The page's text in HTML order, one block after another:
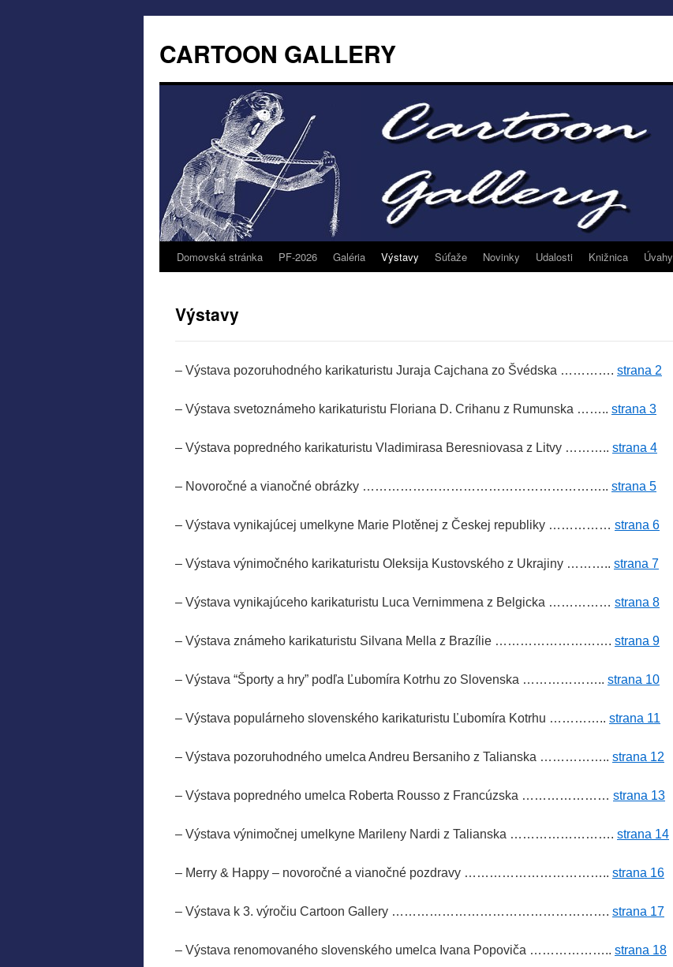
CARTOON GALLERY
Domovská stránka PF-2026 Galéria Výstavy Súťaže Novinky Udalosti Knižnica Úvahy
Výstavy
– Výstava pozoruhodného karikaturistu Juraja Cajchana zo Švédska …………. strana 2
– Výstava svetoznámeho karikaturistu Floriana D. Crihanu z Rumunska …….. strana 3
– Výstava popredného karikaturistu Vladimirasa Beresniovasa z Litvy ……….. strana 4
– Novoročné a vianočné obrázky ………………………………………………….. strana 5
– Výstava vynikajúcej umelkyne Marie Plotěnej z Českej republiky …………… strana 6
– Výstava výnimočného karikaturistu Oleksija Kustovského z Ukrajiny ……….. strana 7
– Výstava vynikajúceho karikaturistu Luca Vernimmena z Belgicka …………… strana 8
– Výstava známeho karikaturistu Silvana Mella z Brazílie ………………………. strana 9
– Výstava “Športy a hry” podľa Ľubomíra Kotrhu zo Slovenska ……………….. strana 10
– Výstava populárneho slovenského karikaturistu Ľubomíra Kotrhu ………….. strana 11
– Výstava pozoruhodného umelca Andreu Bersaniho z Talianska …………….. strana 12
– Výstava popredného umelca Roberta Rousso z Francúzska ………………… strana 13
– Výstava výnimočnej umelkyne Marileny Nardi z Talianska ……………………. strana 14
– Merry & Happy – novoročné a vianočné pozdravy …………………………….. strana 16
– Výstava k 3. výročiu Cartoon Gallery ……………………………………………. strana 17
– Výstava renomovaného slovenského umelca Ivana Popoviča ……………….. strana 18